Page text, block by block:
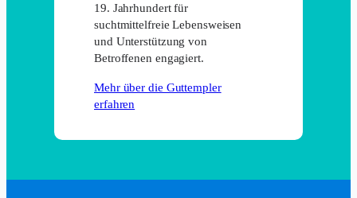
19. Jahrhundert für
suchtmittelfreie Lebensweisen
und Unterstützung von
Betroffenen engagiert.
Mehr über die Guttempler
erfahren